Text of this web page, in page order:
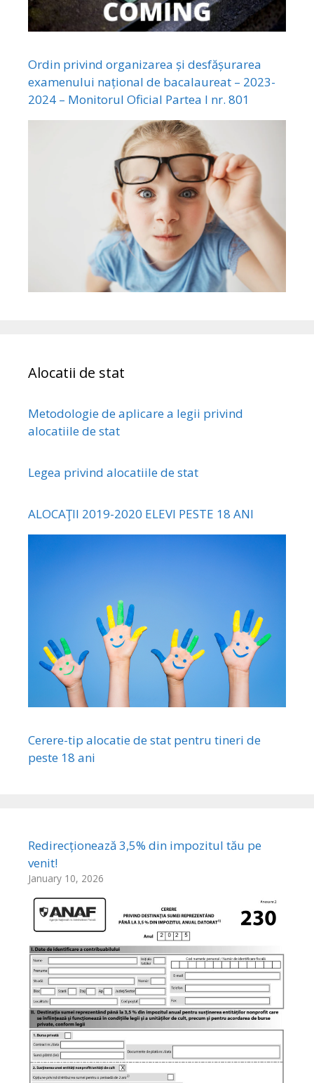
Ordin privind organizarea și desfășurarea
examenului național de bacalaureat – 2023-
2024 – Monitorul Oficial Partea I nr. 801
Alocatii de stat
Metodologie de aplicare a legii privind
alocatiile de stat
Legea privind alocatiile de stat
ALOCAŢII 2019-2020 ELEVI PESTE 18 ANI
Cerere-tip alocatie de stat pentru tineri de
peste 18 ani
Redirecționează 3,5% din impozitul tău pe
venit!
January 10, 2026